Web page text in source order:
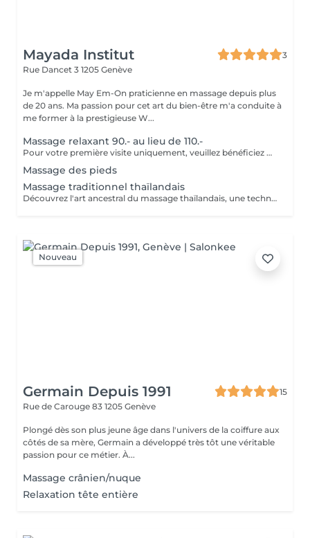
Mayada Institut
3
Rue Dancet 3 1205 Genève
Je m'appelle May Em-On praticienne en massage depuis plus
de 20 ans. Ma passion pour cet art du bien-être m'a conduite à
me former à la prestigieuse W...
Massage relaxant 90.- au lieu de 110.-
Pour votre première visite uniquement, veuillez bénéficiez d'un massage relaxant à 90.- au lieu de 110.-
Massage des pieds
Massage traditionnel thaïlandais
Découvrez l'art ancestral du massage thaïlandais, une technique thérapeutique réputée pour ses bienfaits sur le corps et l'esprit. Combinant pressions profondes, étirements et mobilisations douces, ce massage favorise la circulation de l'énergie, améliore la souplesse et soulage efficacement les tensions musculaires. Idéal pour les personnes souffrant de raideurs, de fatigue ou de stress accumulé, le massage traditionnel thaïlandais procure une sensation durable de légèreté, de vitalité et de bien-être. Offrez à votre corps un véritable moment de revitalisation et retrouvez votre équilibre naturel.
Nouveau
Germain Depuis 1991
15
Rue de Carouge 83 1205 Genève
Plongé dès son plus jeune âge dans l'univers de la coiffure aux
côtés de sa mère, Germain a développé très tôt une véritable
passion pour ce métier. À...
Massage crânien/nuque
Relaxation tête entière